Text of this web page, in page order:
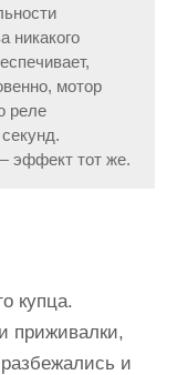
никакого
мотор
реле
эффект тот же.
купца.
приживалки,
и